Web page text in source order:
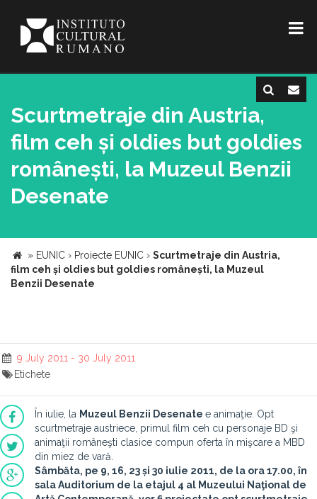
Scurtmetraje din Austria,
film ceh și oldies but goldies
românești, la Muzeul Benzii
Desenate
» EUNIC › Proiecte EUNIC › Scurtmetraje din Austria,
film ceh și oldies but goldies românești, la Muzeul
Benzii Desenate
9 July 2011 - 30 July 2011
Etichete
În iulie, la Muzeul Benzii Desenate e animaţie. Opt
scurtmetraje austriece, primul film ceh cu personaje BD şi
animaţii româneşti clasice compun oferta în mişcare a MBD
din miez de vară.
Sâmbăta, pe 9, 16, 23 și 30 iulie 2011, de la ora 17.00, în
sala Auditorium de la etajul 4 al Muzeului Naţional de